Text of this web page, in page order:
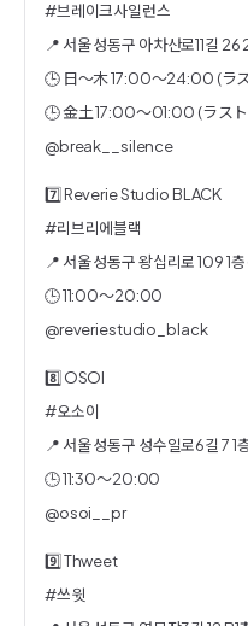
#브레이크사일런스
📍 서울 성동구 아차산로11길 26
🕒 日〜木 17:00～24:00 (ラ
🕒 金土 17:00～01:00 (ラス
@break__silence
7️⃣ Reverie Studio BLACK
#리브리에블랙
📍 서울 성동구 왕십리로 109 1
🕒 11:00〜20:00
@reveriestudio_black
8️⃣ OSOI
#오소이
📍 서울 성동구 성수일로6길 7 1
🕒 11:30～20:00
@osoi__pr
9️⃣ Thweet
#쓰윗